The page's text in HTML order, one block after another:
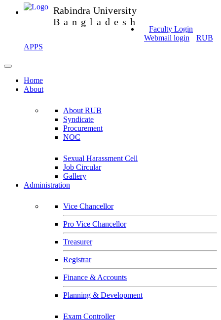
Rabindra University
Bangladesh
Faculty Login
Webmail login
RUB
APPS
Home
About
About RUB
Syndicate
Procurement
NOC
Sexual Harassment Cell
Job Circular
Gallery
Administration
Vice Chancellor
Pro Vice Chancellor
Treasurer
Registrar
Finance & Accounts
Planning & Development
Exam Controller